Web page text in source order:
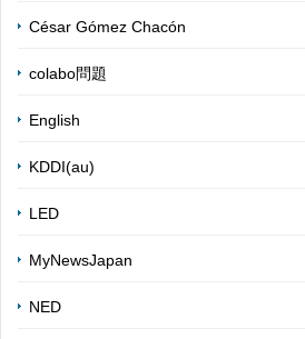
César Gómez Chacón
colabo問題
English
KDDI(au)
LED
MyNewsJapan
NED